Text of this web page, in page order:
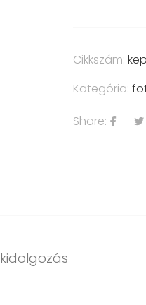
Cikkszám:
Kategória:
Share: